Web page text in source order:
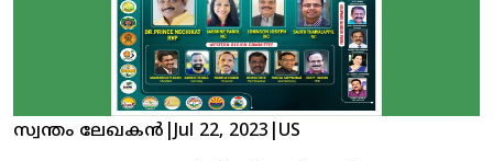
സ്വന്തം ലേഖകൻ |Jul 22, 2023 US